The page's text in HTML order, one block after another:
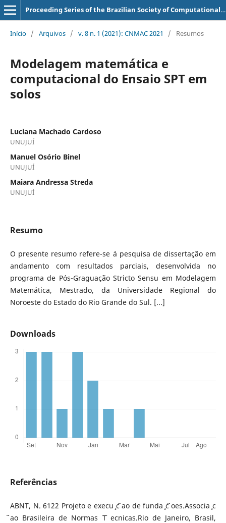
Proceeding Series of the Brazilian Society of Computational and Applied Mathematics
Início / Arquivos / v. 8 n. 1 (2021): CNMAC 2021 / Resumos
Modelagem matemática e
computacional do Ensaio SPT em
solos
Luciana Machado Cardoso
UNUJUÍ
Manuel Osório Binel
UNUJUÍ
Maiara Andressa Streda
UNUJUÍ
Resumo
O presente resumo refere-se `a pesquisa de dissertação em
andamento com resultados parciais, desenvolvida no
programa de Pós-Graguação Stricto Sensu em Modelagem
Matemática, Mestrado, da Universidade Regional do
Noroeste do Estado do Rio Grande do Sul. [...]
Downloads
Referências
ABNT, N. 6122 Projeto e execu ̧c ̃ao de funda ̧c ̃oes.Associa ̧c
̃ao Brasileira de Normas T ́ecnicas.Rio de Janeiro, Brasil,